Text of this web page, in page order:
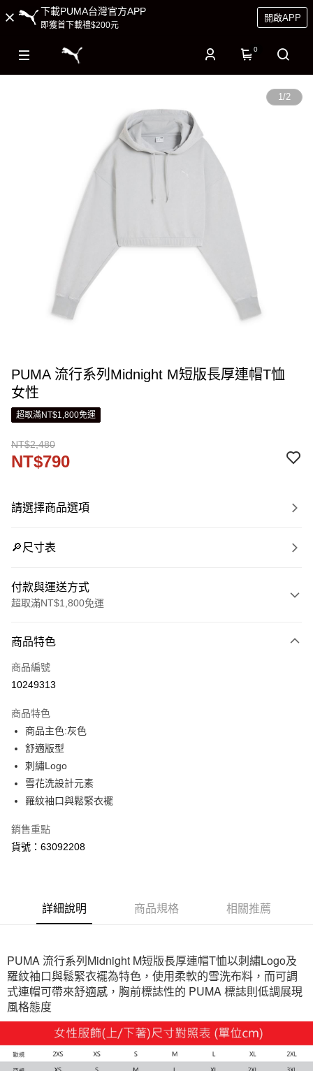
下載PUMA台灣官方APP
即獲首下載禮$200元
開啟APP
0
1/2
PUMA 流行系列Midnight M短版長厚連帽T恤
女性
超取滿NT$1,800免運
NT$2,480
NT$790
請選擇商品選項
🔎尺寸表
付款與運送方式
超取滿NT$1,800免運
信用卡一次付款
LINE Pay
街口支付
悠遊付
Google Pay
貨到付款
付款後7-11取貨
每筆NT$100，滿NT$1,800(含以上)免運費
每筆NT$150，滿NT$1,800(含以上)免運費
宅配貨到付款(離島恕不配送)
每筆NT$180
商品特色
商品編號
10249313
商品特色
商品主色:灰色
舒適版型
刺繡Logo
雪花洗設計元素
羅紋袖口與鬆緊衣襬
銷售重點
貨號：63092208
詳細說明 商品規格 相關推薦
PUMA 流行系列Midnight M短版長厚連帽T恤以刺繡Logo及
羅紋袖口與鬆緊衣襬為特色，使用柔軟的雪洗布料，而可調
式連帽可帶來舒適感，胸前標誌性的 PUMA 標誌則低調展現
風格態度